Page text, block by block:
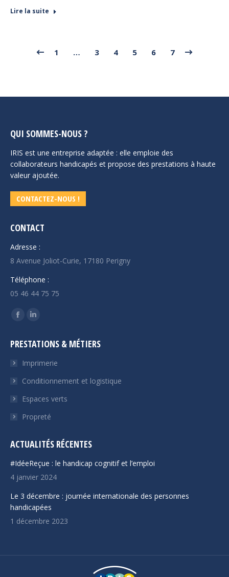
Lire la suite
1 … 3 4 5 6 7
QUI SOMMES-NOUS ?
IRIS est une entreprise adaptée : elle emploie des
collaborateurs handicapés et propose des prestations à haute
valeur ajoutée.
CONTACTEZ-NOUS !
CONTACT
Adresse :
8 Avenue Joliot-Curie, 17180 Perigny
Téléphone :
05 46 44 75 75
Trouvez nous sur :
La
Facebook
s'ouvre
nouvelle
fenêtre
LinkedIn
s'ouvre
nouvelle
fenêtre
PRESTATIONS & MÉTIERS
Imprimerie
Conditionnement et logistique
Espaces verts
Propreté
ACTUALITÉS RÉCENTES
#IdéeReçue : le handicap cognitif et l’emploi
4 janvier 2024
Le 3 décembre : journée internationale des personnes
handicapées
1 décembre 2023